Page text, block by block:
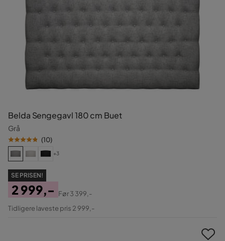
Belda Sengegavl 180 cm Buet
Grå
(10)
+3
SE PRISEN!
Pris
2 999,-
Original
Før3 399,-
Tidligere laveste pris 2 999,-